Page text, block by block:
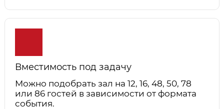
Вместимость под задачу
Можно подобрать зал на 12, 16, 48, 50, 78
или 86 гостей в зависимости от формата
события.